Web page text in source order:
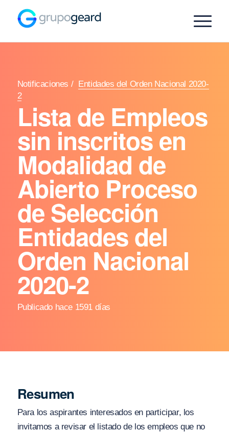
Notificaciones / Entidades del Orden Nacional 2020-
2
Lista de Empleos
sin inscritos en
Modalidad de
Abierto Proceso
de Selección
Entidades del
Orden Nacional
2020-2
Publicado hace 1591 días
Resumen
Para los aspirantes interesados en participar, los
invitamos a revisar el listado de los empleos que no